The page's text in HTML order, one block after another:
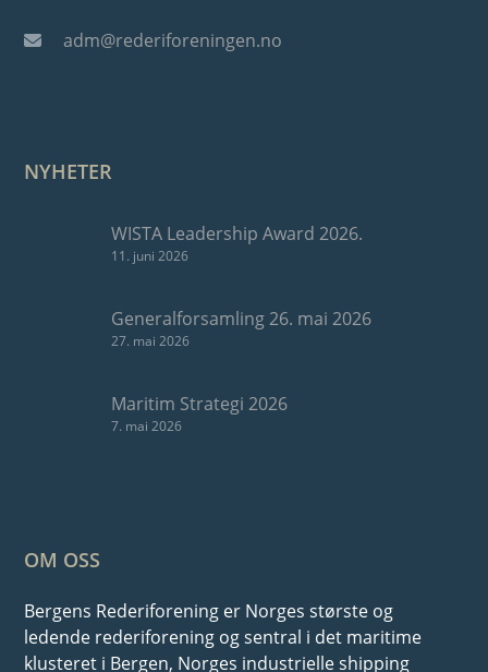
adm@rederiforeningen.no
NYHETER
WISTA Leadership Award 2026.
11. juni 2026
Generalforsamling 26. mai 2026
27. mai 2026
Maritim Strategi 2026
7. mai 2026
OM OSS
Bergens Rederiforening er Norges største og
ledende rederiforening og sentral i det maritime
klusteret i Bergen, Norges industrielle shipping